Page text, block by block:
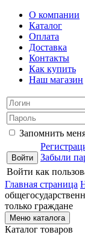
О компании
Каталог
Оплата
Доставка
Контакты
Как купить
Наш магазин
Запомнить
Забыли
Войти как
Главная страница
только граждане
Меню каталога
Каталог товаров